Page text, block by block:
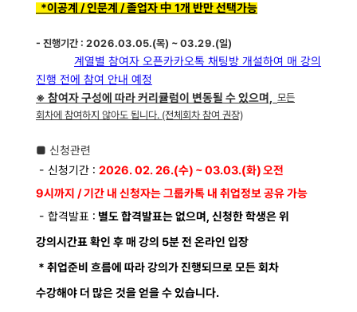
*이공계 / 인문계 / 졸업자 中 1개 반만 선택가능
- 진행기간: 2026.03.05.(목) ~ 03.29.(일)
계열별 참여자 오픈카카오톡 채팅방 개설하여 매 강의
진행 전에 참여 안내 예정
※ 참여자 구성에 따라 커리큘럼이 변동될 수 있으며,모든
회차에 참여하지 않아도 됩니다. (전체회차 참여 권장)
■ 신청관련
- 신청기간 :2026. 02. 26.(수) ~ 03.03.(화) 오전
9시까지 / 기간 내 신청자는 그룹카톡 내 취업정보 공유 가능
- 합격발표 : 별도 합격발표는 없으며, 신청한 학생은 위
강의시간표 확인 후 매 강의 5분 전 온라인 입장
* 취업준비 흐름에 따라 강의가 진행되므로 모든 회차
수강해야 더 많은 것을 얻을 수 있습니다.